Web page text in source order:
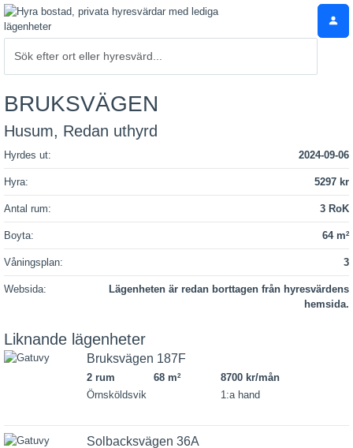
BRUKSVÄGEN
Husum, Redan uthyrd
Hyrdes ut: 2024-09-06
Hyra: 5297 kr
Antal rum: 3 RoK
Boyta: 64 m2
Våningsplan: 3
Websida:
Lägenheten är redan borttagen från hyresvärdens
hemsida.
Liknande lägenheter
Bruksvägen 187F
2 rum 68 m2
8700 kr/mån
Örnsköldsvik
1:a hand
Solbacksvägen 36A